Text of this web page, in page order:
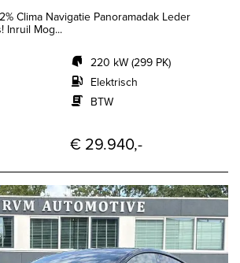
Clima Navigatie Panoramadak Leder
Inruil Mog...
220 kW (299 PK)
Elektrisch
BTW
€ 29.940,-